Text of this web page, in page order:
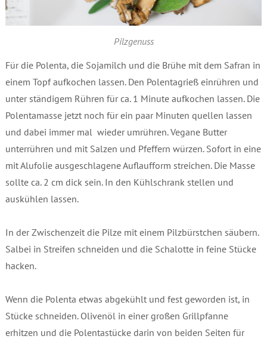
Pilzgenuss
Für die Polenta, die Sojamilch und die Brühe mit dem Safran in
einem Topf aufkochen lassen. Den Polentagrieß einrühren und
unter ständigem Rühren für ca. 1 Minute aufkochen lassen. Die
Polentamasse jetzt noch für ein paar Minuten quellen lassen
und dabei immer mal wieder umrühren. Vegane Butter
unterrühren und mit Salzen und Pfeffern würzen. Sofort in eine
mit Alufolie ausgeschlagene Auflaufform streichen. Die Masse
sollte ca. 2 cm dick sein. In den Kühlschrank stellen und
auskühlen lassen.
In der Zwischenzeit die Pilze mit einem Pilzbürstchen säubern.
Salbei in Streifen schneiden und die Schalotte in feine Stücke
hacken.
Wenn die Polenta etwas abgekühlt und fest geworden ist, in
Stücke schneiden. Olivenöl in einer großen Grillpfanne
erhitzen und die Polentastücke darin von beiden Seiten für